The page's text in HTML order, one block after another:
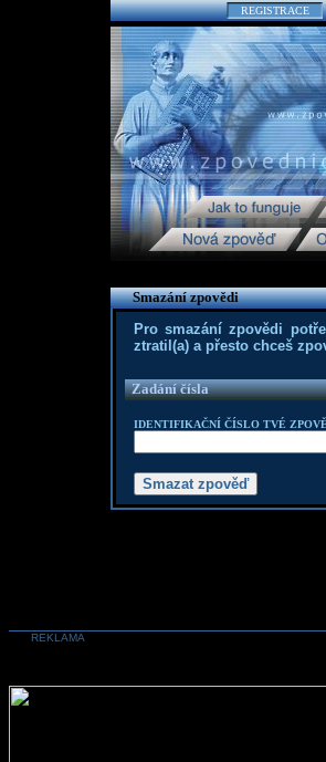
REGISTRACE
Smazání zpovědi
Pro smazání zpovědi
ztratil(a) a přesto chceš
Zadání čísla
IDENTIFIKAČNÍ ČÍSLO TVÉ
REKLAMA